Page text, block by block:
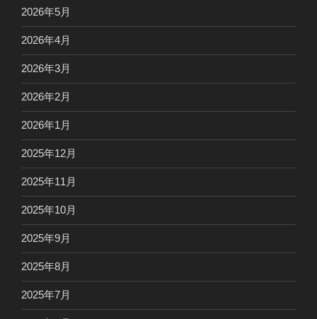
2026年5月
2026年4月
2026年3月
2026年2月
2026年1月
2025年12月
2025年11月
2025年10月
2025年9月
2025年8月
2025年7月